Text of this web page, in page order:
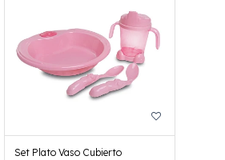
Set Plato Vaso Cubierto